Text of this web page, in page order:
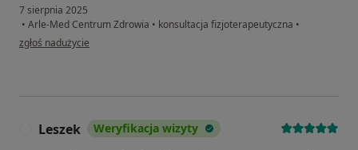
7 sierpnia 2025
• Arle-Med Centrum Zdrowia • konsultacja fizjoterapeutyczna •
w opinii użytkownika Przemek
zgłoś nadużycie
Leszek Weryfikacja wizyty